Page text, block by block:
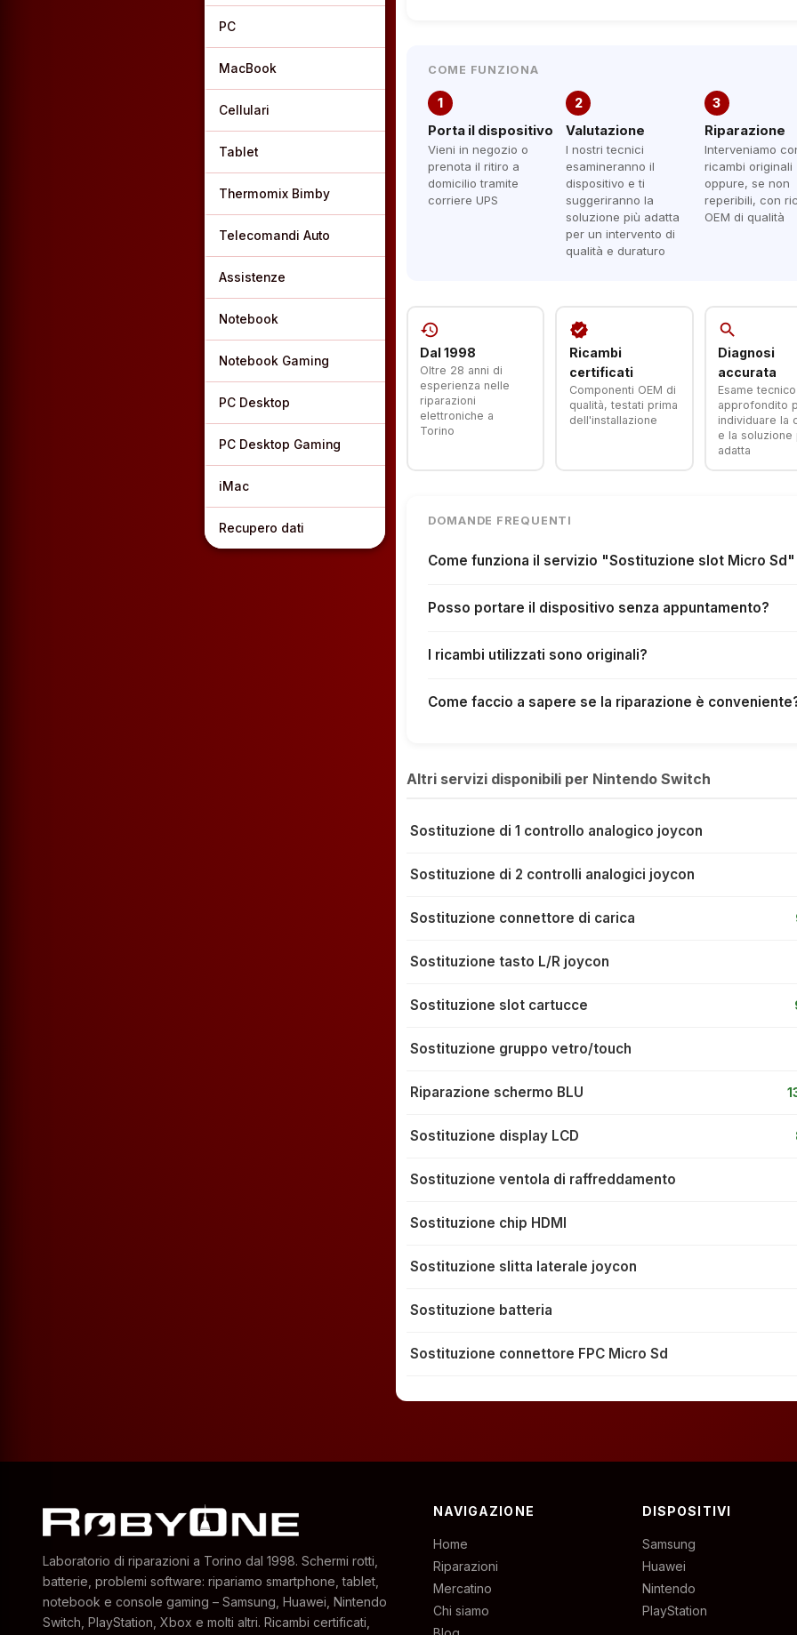
PC
MacBook
Cellulari
Tablet
Thermomix Bimby
Telecomandi Auto
Assistenze
Notebook
Notebook Gaming
PC Desktop
PC Desktop Gaming
iMac
Recupero dati
COME FUNZIONA
1
Porta il dispositivo
Vieni in negozio o
prenota il ritiro a
domicilio tramite
corriere UPS
2
Valutazione
I nostri tecnici
esamineranno il
dispositivo e ti
suggeriranno la
soluzione più adatta
per un intervento di
qualità e duraturo
3
Riparazione
Interveniamo
ricambi originali
oppure, se non
reperibili, con
OEM di qualità
history
Dal 1998
Oltre 28 anni di
esperienza nelle
riparazioni
elettroniche a
Torino
verified
Ricambi
certificati
Componenti OEM di
qualità, testati prima
dell'installazione
search
Diagnosi
accurata
Esame tecnico
approfondito
individuare la
e la soluzione
adatta
DOMANDE FREQUENTI
Come funziona il servizio "Sostituzione slot Micro
Posso portare il dispositivo senza appuntamento?
I ricambi utilizzati sono originali?
Come faccio a sapere se la riparazione è
Altri servizi disponibili per Nintendo Switch
Sostituzione di 1 controllo analogico joycon
Sostituzione di 2 controlli analogici joycon
Sostituzione connettore di carica
Sostituzione tasto L/R joycon
Sostituzione slot cartucce
Sostituzione gruppo vetro/touch
Riparazione schermo BLU
Sostituzione display LCD
Sostituzione ventola di raffreddamento
Sostituzione chip HDMI
Sostituzione slitta laterale joycon
Sostituzione batteria
Sostituzione connettore FPC Micro Sd
Laboratorio di riparazioni a Torino dal 1998. Schermi rotti,
batterie, problemi software: ripariamo smartphone, tablet,
notebook e console gaming – Samsung, Huawei, Nintendo
Switch, PlayStation, Xbox e molti altri. Ricambi certificati,
NAVIGAZIONE
Home
Riparazioni
Mercatino
Chi siamo
DISPOSITIVI
Samsung
Huawei
Nintendo
PlayStation